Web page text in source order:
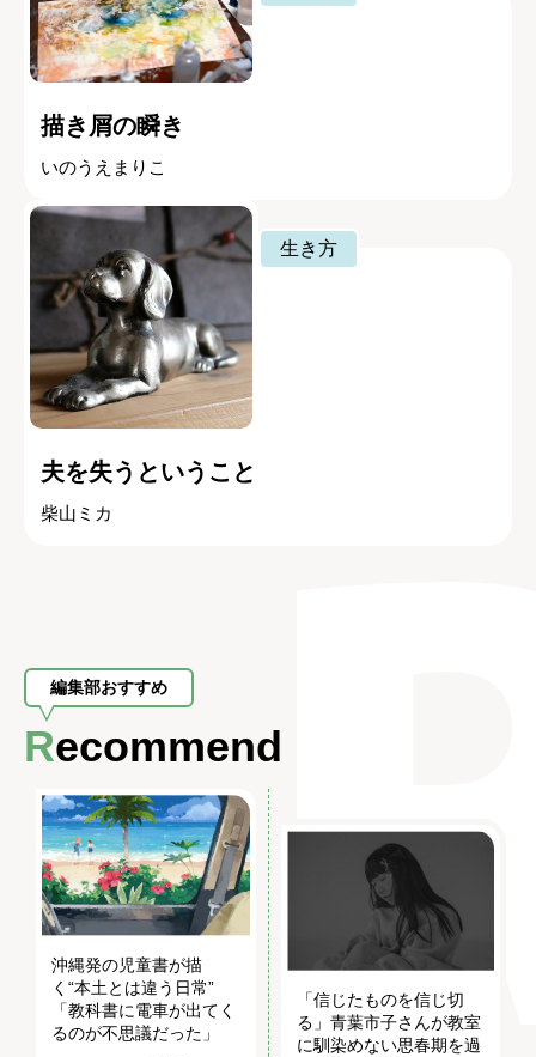
描き屑の瞬き
いのうえまりこ
生き方
夫を失うということ
柴山ミカ
編集部おすすめ
Recommend
沖縄発の児童書が描
く“本土とは違う日常”
「教科書に電車が出てく
るのが不思議だった」
「信じたものを信じ切
る」青葉市子さんが教室
に馴染めない思春期を過